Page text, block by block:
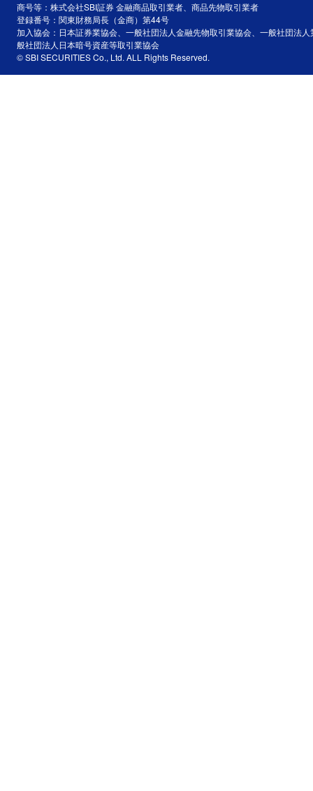
商号等：株式会社SBI証券 金融商品取引業者、商品先物取引業者
登録番号：関東財務局長（金商）第44号
加入協会：日本証券業協会、一般社団法人金融先物取引業協会、一般社団法
般社団法人日本暗号資産等取引業協会
© SBI SECURITIES Co., Ltd. ALL Rights Reserved.